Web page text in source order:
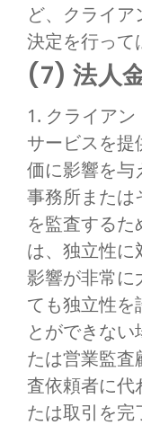
ど、クライ
決定を行って
(7) 法人
1. クライア
サービスを
価に影響を与
事務所または
を監査する
は、独立性に
影響が非常に
ても独立性を
とができない
たは営業監査
査依頼者に代
たは取引を完